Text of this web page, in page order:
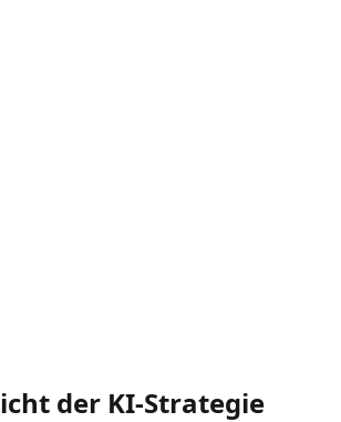
der KI-Strategie